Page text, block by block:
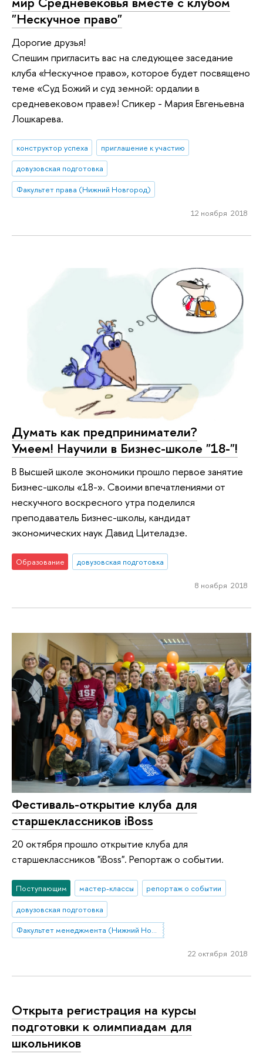
"Нескучное право"
Дорогие друзья!
Спешим пригласить вас на следующее заседание
клуба «Нескучное право», которое будет посвящено
теме «Суд Божий и суд земной: ордалии в
средневековом праве»! Спикер - Мария Евгеньевна
Лошкарева.
конструктор успеха
приглашение к участию
довузовская подготовка
Факультет права (Нижний Новгород)
12 ноября 2018
Думать как предприниматели?
Умеем! Научили в Бизнес-школе "18-"!
В Высшей школе экономики прошло первое занятие
Бизнес-школы «18-». Своими впечатлениями от
нескучного воскресного утра поделился
преподаватель Бизнес-школы, кандидат
экономических наук Давид Цителадзе.
Образование довузовская подготовка
8 ноября 2018
Фестиваль-открытие клуба для
старшеклассников iBoss
20 октября прошло открытие клуба для
старшеклассников "iBoss". Репортаж о событии.
Поступающим мастер-классы
репортаж о событии
довузовская подготовка
Факультет менеджмента (Нижний Новгород)
22 октября 2018
Открыта регистрация на курсы
подготовки к олимпиадам для
школьников